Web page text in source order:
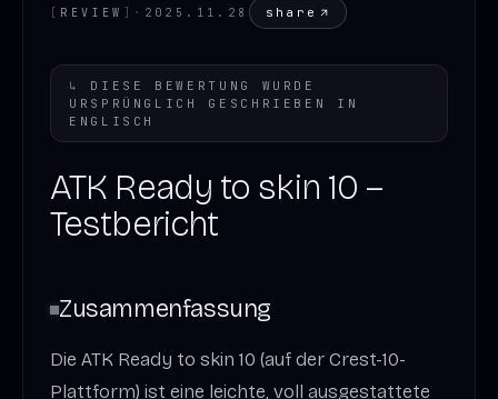
[ REVIEW ] · 2025.11.28 share
↳ DIESE BEWERTUNG WURDE
URSPRÜNGLICH GESCHRIEBEN IN
ENGLISCH
ATK Ready to skin 10 –
Testbericht
Zusammenfassung
Die ATK Ready to skin 10 (auf der Crest-10-
Plattform) ist eine leichte, voll ausgestattete